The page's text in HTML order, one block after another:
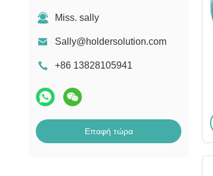
Miss. sally
Sally@holdersolution.com
+86 13828105941
Επαφή τώρα